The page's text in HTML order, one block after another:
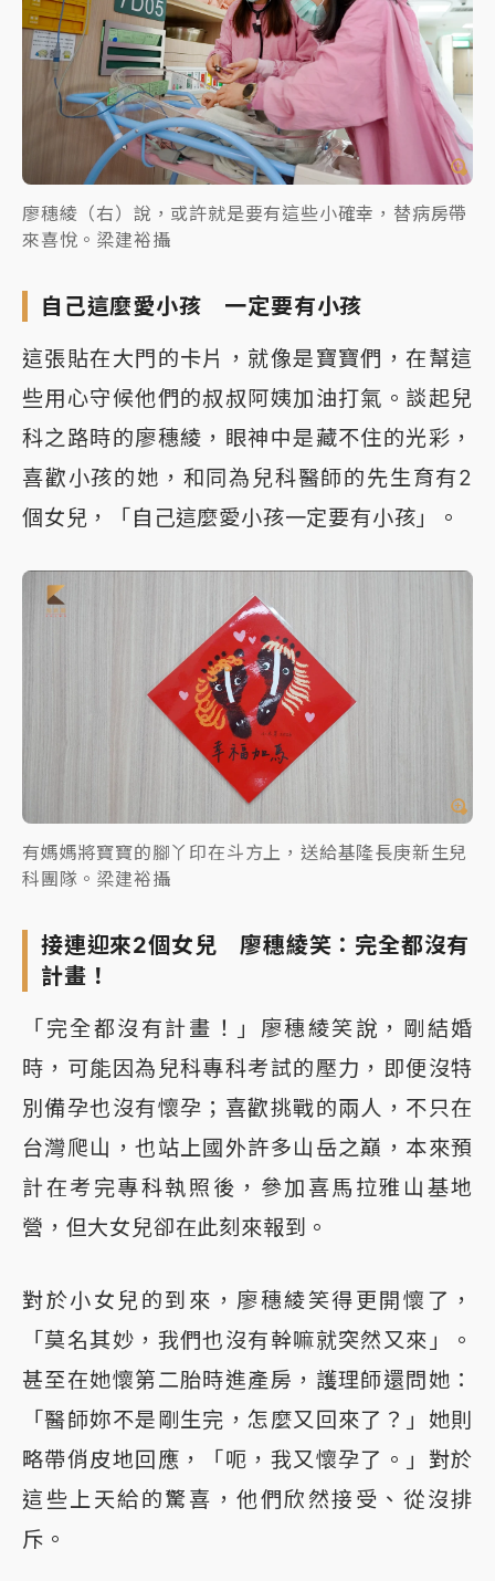
廖穗綾（右）說，或許就是要有這些小確幸，替病房帶
來喜悅。梁建裕攝
自己這麼愛小孩 一定要有小孩
這張貼在大門的卡片，就像是寶寶們，在幫這
些用心守候他們的叔叔阿姨加油打氣。談起兒
科之路時的廖穗綾，眼神中是藏不住的光彩，
喜歡小孩的她，和同為兒科醫師的先生育有2
個女兒，「自己這麼愛小孩一定要有小孩」。
有媽媽將寶寶的腳丫印在斗方上，送給基隆長庚新生兒
科團隊。梁建裕攝
接連迎來2個女兒 廖穗綾笑：完全都沒有
計畫！
「完全都沒有計畫！」廖穗綾笑說，剛結婚
時，可能因為兒科專科考試的壓力，即便沒特
別備孕也沒有懷孕；喜歡挑戰的兩人，不只在
台灣爬山，也站上國外許多山岳之巔，本來預
計在考完專科執照後，參加喜馬拉雅山基地
營，但大女兒卻在此刻來報到。
對於小女兒的到來，廖穗綾笑得更開懷了，
「莫名其妙，我們也沒有幹嘛就突然又來」。
甚至在她懷第二胎時進產房，護理師還問她：
「醫師妳不是剛生完，怎麼又回來了？」她則
略帶俏皮地回應，「呃，我又懷孕了。」對於
這些上天給的驚喜，他們欣然接受、從沒排
斥。